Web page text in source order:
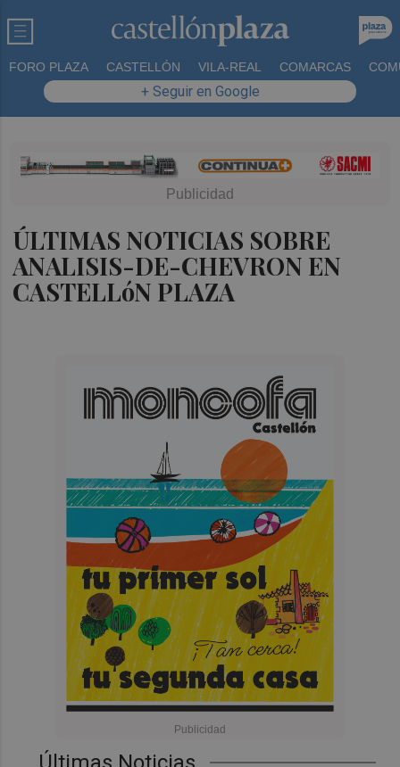
FORO PLAZA CASTELLÓN VILA-REAL COMARCAS
+ Seguir en Google
ÚLTIMAS NOTICIAS SOBRE
ANALISIS-DE-CHEVRON EN
CASTELLóN PLAZA